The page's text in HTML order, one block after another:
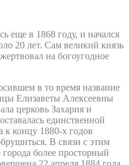
еще в 1868 году, и начался
20 лет. Сам великий князь
на богоугодное
в то время название
Елизаветы Алексеевны
церковь Захария и
единственной
к концу 1880-х годов
В связи с этим
более просторный